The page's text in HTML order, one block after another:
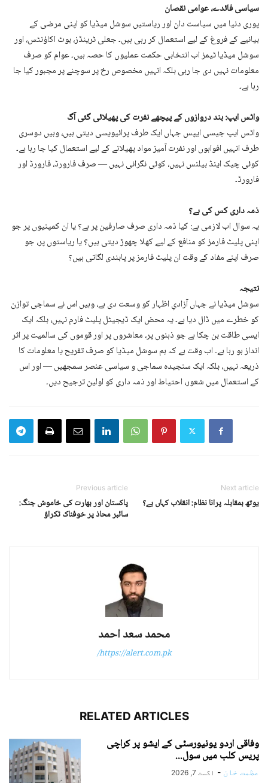
سیاسی فائدے، عوامی نقصان
پوری دنیا میں سیاست دان اور ریاستیں سوشل میڈیا کو اپنی مرضی کے
بیانیے کے فروغ کے لیے استعمال کر رہی ہیں۔ جعلی ٹرینڈز، بوٹ اکاؤنٹس، اور
سوشل میڈیا ٹیمز اب انتخابی حکمت عملیوں کا حصہ ہیں۔ عوام کو صرف
معلومات نہیں دی جا رہی بلکہ انہیں مخصوص رخ پر سوچنے پر مجبور کیا جا
رہا ہے۔
واٹس ایپ: بند دروازوں کے پیچھے نفرت کی پھیلائی گئی آگ
واٹس ایپ جیسی ایپس جہاں ایک طرف پرائیویسی دیتی ہیں، وہیں دوسری
طرف انہیں افواہوں اور نفرت آمیز مواد پھیلانے کے لیے استعمال کیا جا رہا ہے۔
کوئی چیک اینڈ بیلنس نہیں، کوئی نگرانی نہیں — صرف فارورڈ، فارورڈ اور
فارورڈ۔
ذمہ داری کس کی ہے؟
یہ سوال اب لازمی ہے: کیا ذمہ داری صرف صارفین پر ہے؟ یا ان کمپنیوں پر جو
اپنی پلیٹ فارمز کو منافع کے لیے کھلا چھوڑ دیتی ہیں؟ یا ریاستوں پر، جو
صرف اپنے مفاد کے وقت ان پلیٹ فارمز پر پابندی لگاتی ہیں؟
نتیجہ
سوشل میڈیا نے جہاں آزادیِ اظہار کو وسعت دی ہے، وہیں اس نے سماجی توازن
کو خطرے میں ڈال دیا ہے۔ یہ محض ایک ڈیجیٹل پلیٹ فارم نہیں، بلکہ ایک
ایسی طاقت بن چکا ہے جو ذہنوں پر، معاشروں پر اور قوموں کی سالمیت پر اثر
انداز ہو رہا ہے۔ اب وقت ہے کہ ہم سوشل میڈیا کو صرف تفریح یا معلومات کا
ذریعہ نہیں، بلکہ ایک سنجیدہ سماجی و سیاسی عنصر سمجھیں — اور اس
کے استعمال میں شعور، احتیاط اور ذمہ داری کو اولین ترجیح دیں۔
Previous article
پاکستان اور بھارت کی خاموش جنگ:
سائبر محاذ پر خوفناک ٹکراؤ
Next article
یوتھ بمقابلہ پرانا نظام: انقلاب کہاں ہے؟
محمد سعد احمد
https://alert.com.pk/
RELATED ARTICLES
وفاقی اردو یونیورسٹی کے ایشو پر کراچی
پریس کلب میں سول...
عظمت خان - اگست 7, 2026